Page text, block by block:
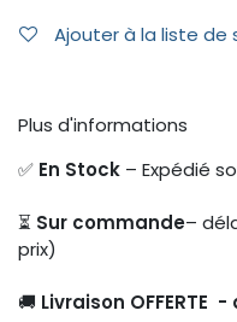
Ajouter à la liste de
Plus d'informations
✅ En Stock – Expédié
⏳ Sur commande–
prix)
🚚 Livraison OFFERTE